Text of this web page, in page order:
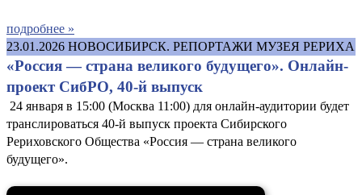
подробнее »
23.01.2026 НОВОСИБИРСК. РЕПОРТАЖИ МУЗЕЯ РЕРИХА
«Россия — страна великого будущего». Онлайн-
проект СибРО, 40-й выпуск
24 января в 15:00 (Москва 11:00) для онлайн-аудитории будет
транслироваться 40-й выпуск проекта Сибирского
Рериховского Общества «Россия — страна великого
будущего».